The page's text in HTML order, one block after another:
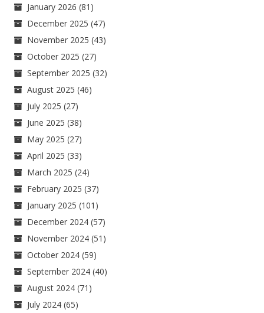
January 2026 (81)
December 2025 (47)
November 2025 (43)
October 2025 (27)
September 2025 (32)
August 2025 (46)
July 2025 (27)
June 2025 (38)
May 2025 (27)
April 2025 (33)
March 2025 (24)
February 2025 (37)
January 2025 (101)
December 2024 (57)
November 2024 (51)
October 2024 (59)
September 2024 (40)
August 2024 (71)
July 2024 (65)